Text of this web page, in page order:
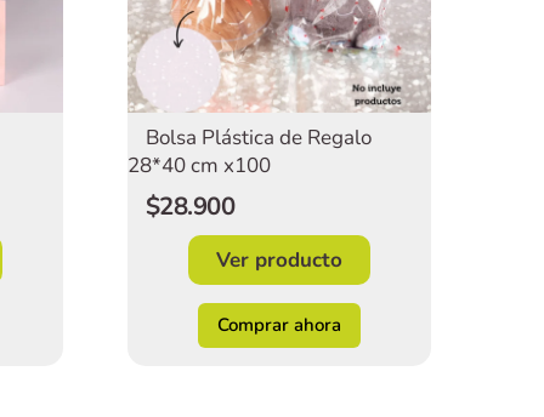
Bolsa Plástica de Regalo
28*40 cm x100
$28.900
Ver producto
Comprar ahora